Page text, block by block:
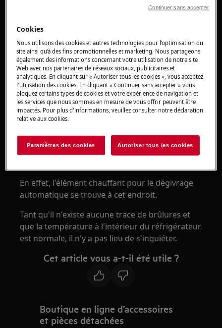
Pourquoi les coins et les côtés avant de
congélateur sont-ils chauds ?
S'applique à :
Réfrigérateurs-congélateurs
Réfrigérateurs
Solution :
1. Votre appareil fonctionne normalement
Il est normal que la paroi arrière ou que les
parois latérales chauffent autour du circuit de
En effet, l'élément chauffant pour le dégivrage
automatique se trouve à cet endroit.
Tant qu'il n'existe aucune trace de brûlures et
que la température à l'intérieur du réfrigérateur
est normale, il n'y a pas lieu de s'inquiéter.
Cet article vous a-t-il été utile ?
Boutique en ligne d’accessoires
et pièces détachées
Cookies
Nous utilisons des cookies et autres technologies pour l’optimisation du
site ainsi qu’à des fins promotionnelles et marketing. Nous partageons
également des informations concernant votre utilisation de notre site
Web avec nos partenaires de réseaux sociaux, publicitaires et
analytiques. En cliquant sur « Autoriser tous les cookies », vous acceptez
l'utilisation des cookies. En cliquant « Continuer sans accepter » vous
bloquez certains types de cookies et votre expérience de navigation et
les services que nous sommes en mesure de vous offrir peuvent être
impactés. Pour plus d'informations, veuillez consulter notre déclaration
relative aux cookies.
Paramètres des cookies Autoriser tous les cookies
Continuer sans accepter